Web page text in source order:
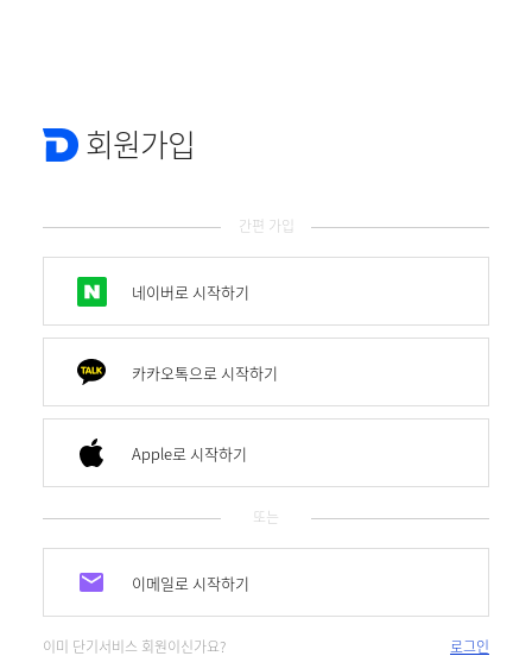
회원가입
간편 가입
네이버로 시작하기
카카오톡으로 시작하기
Apple로 시작하기
또는
이메일로 시작하기
이미 단기서비스 회원이신가요? 로그인